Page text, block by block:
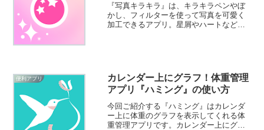
『写真キラキラ』は、キラキラペンやぼ
かし、フィルターを使って写真を可愛く
加工できるアプリ。星屑やハートなど多
便利アプリ
カレンダー上にグラフ！体重管理
アプリ『ハミング』の使い方
今回ご紹介する『ハミング』はカレンダ
ー上に体重のグラフを表示してくれる体
重管理アプリです。カレンダー上にグラ